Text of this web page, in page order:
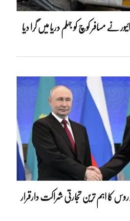
نے مسافر کوچ کو جہلم دریا میں گرا دیا
کا اہم ترین تجارتی شراکت دارقرار